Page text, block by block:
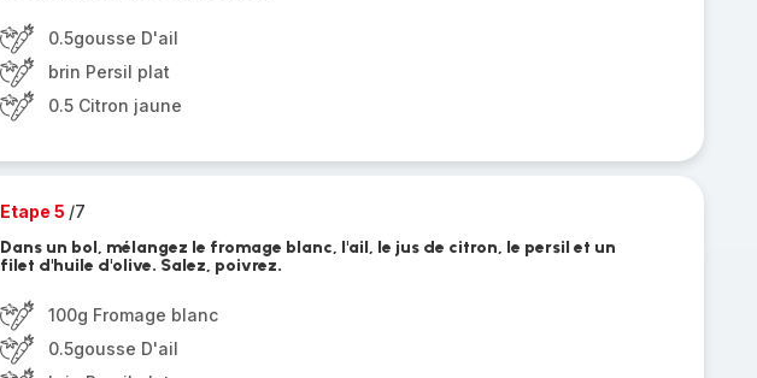
0.5gousse D'ail
brin Persil plat
0.5 Citron jaune
Etape 5 /7
Dans un bol, mélangez le fromage blanc, l'ail, le jus de citron, le persil et un
filet d'huile d'olive. Salez, poivrez.
100g Fromage blanc
0.5gousse D'ail